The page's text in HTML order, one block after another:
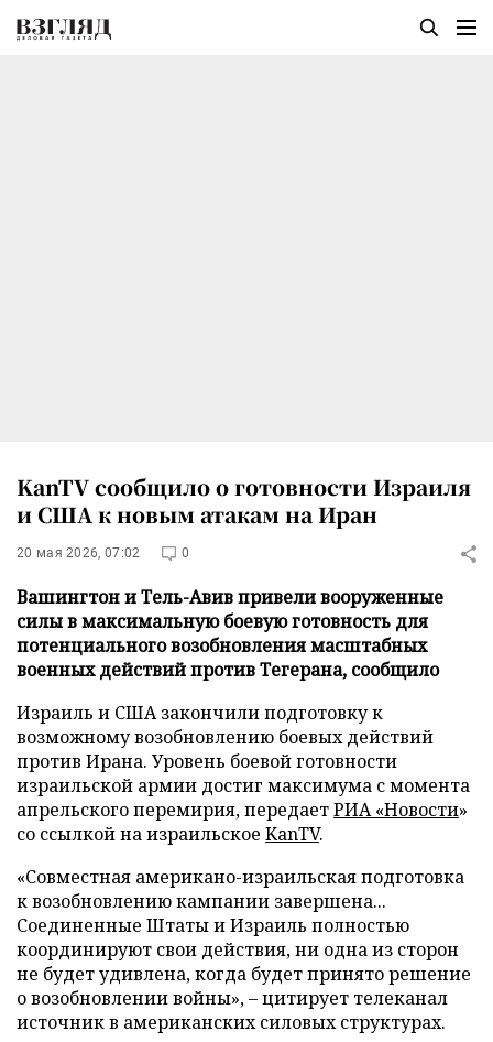
KanTV сообщило о готовности Израиля
и США к новым атакам на Иран
20 мая 2026, 07:02 0
Вашингтон и Тель-Авив привели вооруженные
силы в максимальную боевую готовность для
потенциального возобновления масштабных
военных действий против Тегерана, сообщило
Израиль и США закончили подготовку к
возможному возобновлению боевых действий
против Ирана. Уровень боевой готовности
израильской армии достиг максимума с момента
апрельского перемирия, передаетРИА «Новости»
со ссылкой на израильское KanTV.
«Совместная американо-израильская подготовка
к возобновлению кампании завершена...
Соединенные Штаты и Израиль полностью
координируют свои действия, ни одна из сторон
не будет удивлена, когда будет принято решение
о возобновлении войны», – цитирует телеканал
источник в американских силовых структурах.